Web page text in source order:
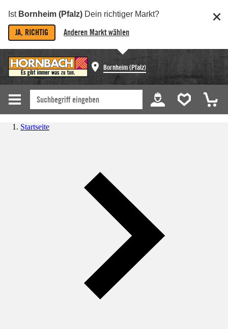
Ist Bornheim (Pfalz) Dein richtiger Markt?
JA, RICHTIG Anderen Markt wählen
Bornheim (Pfalz)
Startseite